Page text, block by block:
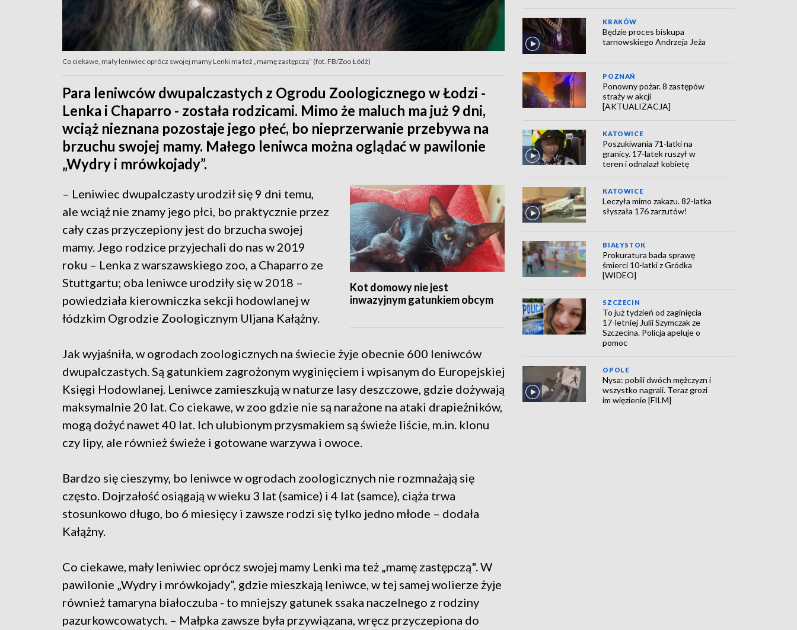
Co ciekawe, mały leniwiec oprócz swojej mamy Lenki ma też „mamę zastępczą” (fot. FB/Zoo Łódź)
Para leniwców dwupalczastych z Ogrodu Zoologicznego w Łodzi -
Lenka i Chaparro - została rodzicami. Mimo że maluch ma już 9 dni,
wciąż nieznana pozostaje jego płeć, bo nieprzerwanie przebywa na
brzuchu swojej mamy. Małego leniwca można oglądać w pawilonie
„Wydry i mrówkojady”.
Kot domowy nie jest
inwazyjnym gatunkiem obcym
– Leniwiec dwupalczasty urodził się 9 dni temu,
ale wciąż nie znamy jego płci, bo praktycznie przez
cały czas przyczepiony jest do brzucha swojej
mamy. Jego rodzice przyjechali do nas w 2019
roku – Lenka z warszawskiego zoo, a Chaparro ze
Stuttgartu; oba leniwce urodziły się w 2018 –
powiedziała kierowniczka sekcji hodowlanej w
łódzkim Ogrodzie Zoologicznym Uljana Kałążny.
Jak wyjaśniła, w ogrodach zoologicznych na świecie żyje obecnie 600 leniwców
dwupalczastych. Są gatunkiem zagrożonym wyginięciem i wpisanym do Europejskiej
Księgi Hodowlanej. Leniwce zamieszkują w naturze lasy deszczowe, gdzie dożywają
maksymalnie 20 lat. Co ciekawe, w zoo gdzie nie są narażone na ataki drapieżników,
mogą dożyć nawet 40 lat. Ich ulubionym przysmakiem są świeże liście, m.in. klonu
czy lipy, ale również świeże i gotowane warzywa i owoce.
Bardzo się cieszymy, bo leniwce w ogrodach zoologicznych nie rozmnażają się
często. Dojrzałość osiągają w wieku 3 lat (samice) i 4 lat (samce), ciąża trwa
stosunkowo długo, bo 6 miesięcy i zawsze rodzi się tylko jedno młode – dodała
Kałążny.
Co ciekawe, mały leniwiec oprócz swojej mamy Lenki ma też „mamę zastępczą". W
pawilonie „Wydry i mrówkojady”, gdzie mieszkają leniwce, w tej samej wolierze żyje
również tamaryna białoczuba - to mniejszy gatunek ssaka naczelnego z rodziny
pazurkowcowatych. – Małpka zawsze była przywiązana, wręcz przyczepiona do
KRAKÓW
Będzie proces biskupa
tarnowskiego Andrzeja Jeża
POZNAŃ
Ponowny pożar. 8 zastępów
straży w akcji
[AKTUALIZACJA]
KATOWICE
Poszukiwania 71-latki na
granicy. 17-latek ruszył w
teren i odnalazł kobietę
KATOWICE
Leczyła mimo zakazu. 82-latka
słyszała 176 zarzutów!
BIAŁYSTOK
Prokuratura bada sprawę
śmierci 10-latki z Gródka
[WIDEO]
SZCZECIN
To już tydzień od zaginięcia
17-letniej Julii Szymczak ze
Szczecina. Policja apeluje o
pomoc
OPOLE
Nysa: pobili dwóch mężczyzn i
wszystko nagrali. Teraz grozi
im więzienie [FILM]